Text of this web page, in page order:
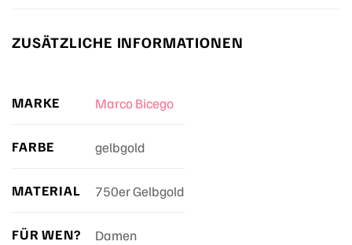
ZUSÄTZLICHE INFORMATIONEN
MARKE Marco Bicego
FARBE gelbgold
MATERIAL 750er Gelbgold
FÜR WEN? Damen